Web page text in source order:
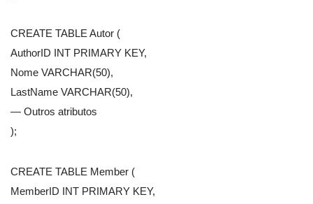
CREATE TABLE Autor (
AuthorID INT PRIMARY KEY,
Nome VARCHAR(50),
LastName VARCHAR(50),
— Outros atributos
);
CREATE TABLE Member (
MemberID INT PRIMARY KEY,